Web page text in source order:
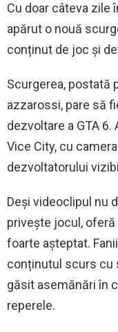
Cu doar câteva zile
apărut o nouă
conținut de joc și
Scurgerea, postată
azzarossi, pare să
dezvoltare a GTA
Vice City, cu
dezvoltatorului
Deși videoclipul nu
privește jocul,
foarte așteptat.
conținutul scurs cu
găsit asemănări în
reperele.